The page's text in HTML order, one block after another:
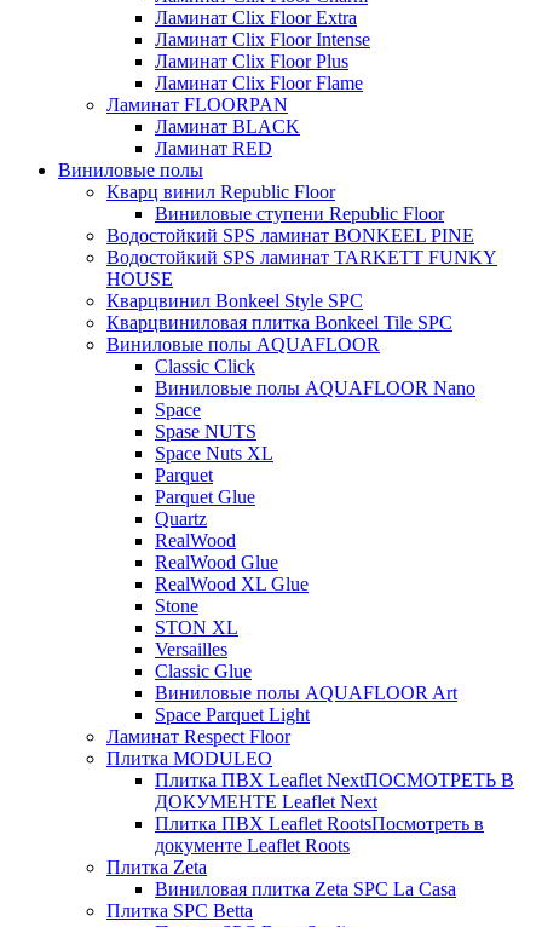
Ламинат Clix Floor Extra
Ламинат Clix Floor Intense
Ламинат Clix Floor Plus
Ламинат Clix Floor Flame
Ламинат FLOORPAN
Ламинат BLACK
Ламинат RED
Виниловые полы
Кварц винил Republic Floor
Виниловые ступени Republic Floor
Водостойкий SPS ламинат BONKEEL PINE
Водостойкий SPS ламинат TARKETT FUNKY
HOUSE
Кварцвинил Bonkeel Style SPC
Кварцвиниловая плитка Bonkeel Tile SPC
Виниловые полы AQUAFLOOR
Classic Click
Виниловые полы AQUAFLOOR Nano
Space
Spase NUTS
Space Nuts XL
Parquet
Parquet Glue
Quartz
RealWood
RealWood Glue
RealWood XL Glue
Stone
STON XL
Versailles
Classic Glue
Виниловые полы AQUAFLOOR Art
Space Parquet Light
Ламинат Respect Floor
Плитка MODULEO
Плитка ПВХ Leaflet NextПОСМОТРЕТЬ В
ДОКУМЕНТЕ Leaflet Next
Плитка ПВХ Leaflet RootsПосмотреть в
документе Leaflet Roots
Плитка Zeta
Виниловая плитка Zeta SPC La Casa
Плитка SPC Betta